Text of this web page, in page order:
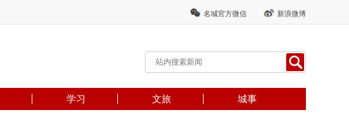
名城官方微信 新浪微博
学习 文旅 城事